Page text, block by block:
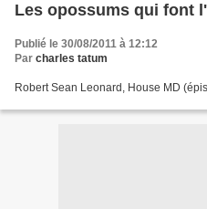
Les opossums qui font
Publié le 30/08/2011 à 12:12
Par charles tatum
Robert Sean Leonard, House MD